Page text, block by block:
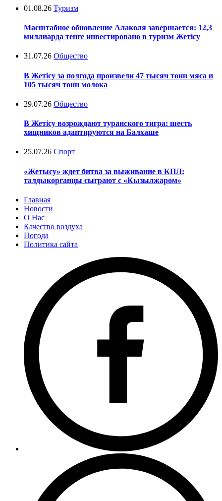
01.08.26 Туризм
Масштабное обновление Алаколя завершается: 12,3
миллиарда тенге инвестировано в туризм Жетісу
31.07.26 Общество
В Жетісу за полгода произвели 47 тысяч тонн мяса и
105 тысяч тонн молока
29.07.26 Общество
В Жетісу возрождают туранского тигра: шесть
хищников адаптируются на Балхаше
25.07.26 Спорт
«Жетысу» ждет битва за выживание в КПЛ:
талдыкорганцы сыграют с «Кызылжаром»
Главная
Новости
О Нас
Качество воздуха
Погода
Политика сайта